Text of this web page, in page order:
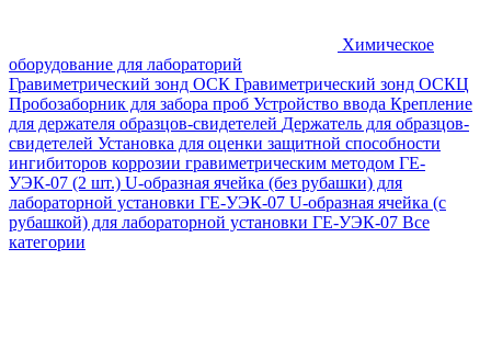
Химическое
оборудование для лабораторий
Гравиметрический зонд ОСК Гравиметрический зонд ОСКЦ
Пробозаборник для забора проб Устройство ввода Крепление
для держателя образцов-свидетелей Держатель для образцов-
свидетелей Установка для оценки защитной способности
ингибиторов коррозии гравиметрическим методом ГЕ-
УЭК-07 (2 шт.) U-образная ячейка (без рубашки) для
лабораторной установки ГЕ-УЭК-07 U-образная ячейка (с
рубашкой) для лабораторной установки ГЕ-УЭК-07 Все
категории